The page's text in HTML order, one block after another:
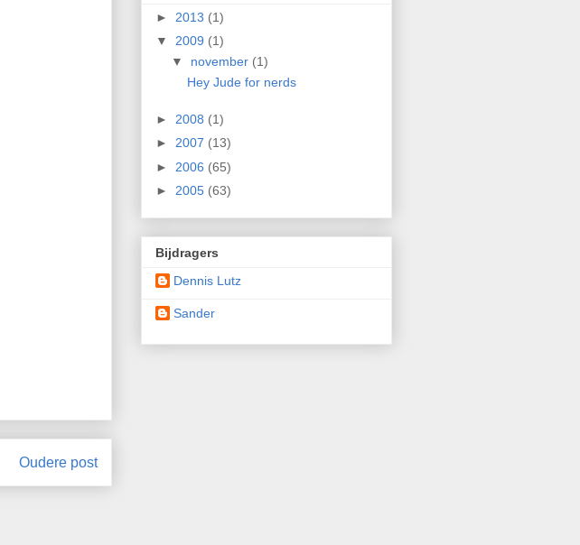
Oudere post
► 2013 (1)
▼ 2009 (1)
▼ november (1)
Hey Jude for nerds
► 2008 (1)
► 2007 (13)
► 2006 (65)
► 2005 (63)
Bijdragers
Dennis Lutz
Sander